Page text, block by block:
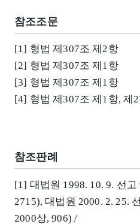
참조조문
[1] 형법 제307조 제2항
[2] 형법 제307조 제1항
[3] 형법 제307조 제1항
[4] 형법 제307조 제1항, 제
참조판례
[1] 대법원 1998. 10. 9. 선
2715), 대법원 2000. 2. 25.
2000상, 906) /